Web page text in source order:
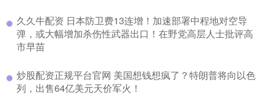
久久牛配资 日本防卫费13连增！加速部署中程地对空导
弹，或大幅增加杀伤性武器出口！在野党高层人士批评高
市早苗
炒股配资正规平台官网 美国想钱想疯了？特朗普将向以色
列，出售64亿美元天价军火！